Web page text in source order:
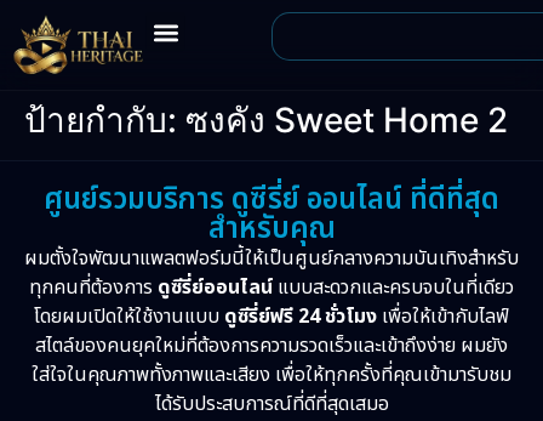
ป้ายกำกับ: ซงคัง Sweet Home 2
ศูนย์รวมบริการ ดูซีรี่ย์ ออนไลน์ ที่ดีที่สุด
สำหรับคุณ
ผมตั้งใจพัฒนาแพลตฟอร์มนี้ให้เป็นศูนย์กลางความบันเทิงสำหรับ
ทุกคนที่ต้องการ ดูซีรี่ย์ออนไลน์ แบบสะดวกและครบจบในที่เดียว
โดยผมเปิดให้ใช้งานแบบ ดูซีรี่ย์ฟรี 24 ชั่วโมง เพื่อให้เข้ากับไลฟ์
สไตล์ของคนยุคใหม่ที่ต้องการความรวดเร็วและเข้าถึงง่าย ผมยัง
ใส่ใจในคุณภาพทั้งภาพและเสียง เพื่อให้ทุกครั้งที่คุณเข้ามารับชม
ได้รับประสบการณ์ที่ดีที่สุดเสมอ